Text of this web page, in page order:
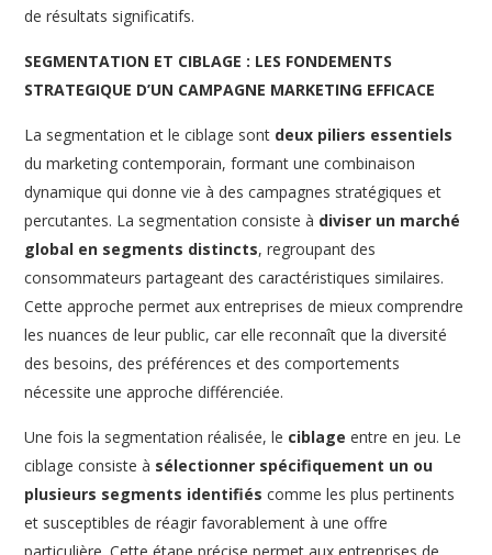
de résultats significatifs.
SEGMENTATION ET CIBLAGE : LES FONDEMENTS
STRATEGIQUE D’UN CAMPAGNE MARKETING EFFICACE
La segmentation et le ciblage sont deux piliers essentiels
du marketing contemporain, formant une combinaison
dynamique qui donne vie à des campagnes stratégiques et
percutantes. La segmentation consiste à diviser un marché
global en segments distincts, regroupant des
consommateurs partageant des caractéristiques similaires.
Cette approche permet aux entreprises de mieux comprendre
les nuances de leur public, car elle reconnaît que la diversité
des besoins, des préférences et des comportements
nécessite une approche différenciée.
Une fois la segmentation réalisée, le ciblage entre en jeu. Le
ciblage consiste à sélectionner spécifiquement un ou
plusieurs segments identifiés comme les plus pertinents
et susceptibles de réagir favorablement à une offre